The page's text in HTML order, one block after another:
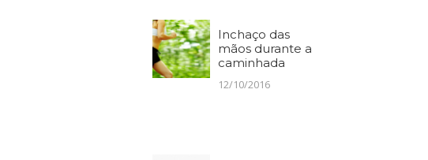
Inchaço das
mãos durante a
caminhada
12/10/2016